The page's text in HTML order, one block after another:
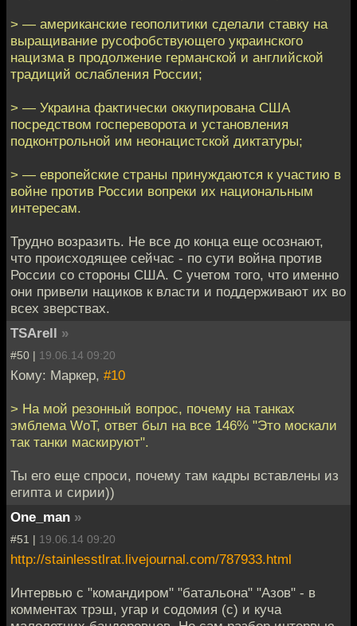
> — американские геополитики сделали ставку на
выращивание русофобствующего украинского
нацизма в продолжение германской и английской
традиций ослабления России;
> — Украина фактически оккупирована США
посредством госпереворота и установления
подконтрольной им неонацистской диктатуры;
> — европейские страны принуждаются к участию в
войне против России вопреки их национальным
интересам.
Трудно возразить. Не все до конца еще осознают,
что происходящее сейчас - по сути война против
России со стороны США. С учетом того, что именно
они привели нациков к власти и поддерживают их во
всех зверствах.
TSArell »
#50 | 19.06.14 09:20
Кому: Маркер, #10
> На мой резонный вопрос, почему на танках
эмблема WoT, ответ был на все 146% "Это москали
так танки маскируют".
Ты его еще спроси, почему там кадры вставлены из
египта и сирии))
One_man »
#51 | 19.06.14 09:20
http://stainlesstlrat.livejournal.com/787933.html
Интервью с "командиром" "батальона" "Азов" - в
комментах трэш, угар и содомия (с) и куча